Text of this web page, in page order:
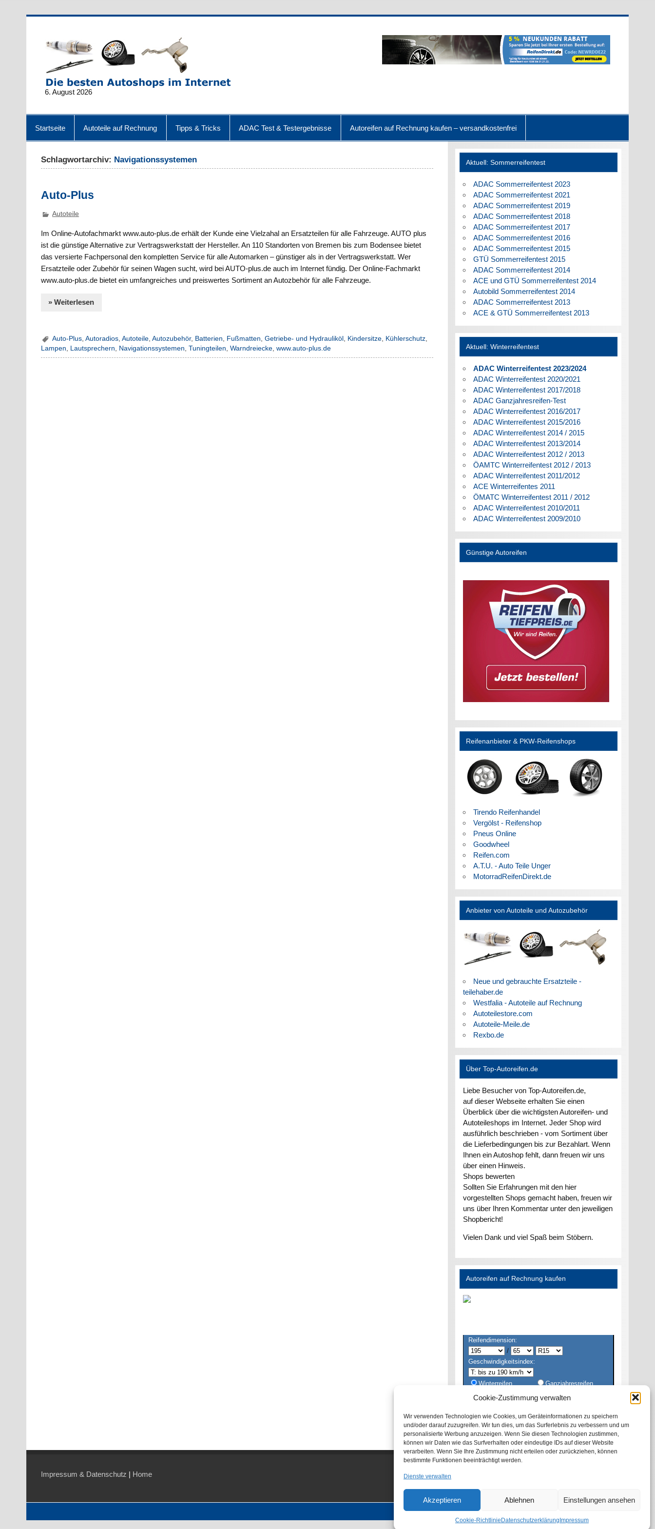
Cookie-Zustimmung verwalten
Wir verwenden Technologien wie Cookies, um Geräteinformationen zu speichern
und/oder darauf zuzugreifen. Wir tun dies, um das Surferlebnis zu verbessern und um
personalisierte Werbung anzuzeigen. Wenn Sie diesen Technologien zustimmen,
können wir Daten wie das Surfverhalten oder eindeutige IDs auf dieser Website
verarbeiten. Wenn Sie Ihre Zustimmung nicht erteilen oder zurückziehen, können
bestimmte Funktionen beeinträchtigt werden.
Dienste verwalten
Akzeptieren Ablehnen Einstellungen ansehen
Cookie-Richtlinie Datenschutzerklärung Impressum
6. August 2026
Startseite Autoteile auf Rechnung Tipps & Tricks ADAC Test & Testergebnisse Autoreifen auf Rechnung kaufen – versandkostenfrei
Schlagwortarchiv: Navigationssystemen
Auto-Plus
Autoteile
Im Online-Autofachmarkt www.auto-plus.de erhält der Kunde eine Vielzahal an Ersatzteilen für alle Fahrzeuge. AUTO plus
ist die günstige Alternative zur Vertragswerkstatt der Hersteller. An 110 Standorten von Bremen bis zum Bodensee bietet
das versierte Fachpersonal den kompletten Service für alle Automarken – günstiger als in der Vertragswerkstatt. Wer
Ersatzteile oder Zubehör für seinen Wagen sucht, wird bei AUTO-plus.de auch im Internet fündig. Der Online-Fachmarkt
www.auto-plus.de bietet ein umfangreiches und preiswertes Sortiment an Autozbehör für alle Fahrzeuge.
» Weiterlesen
Auto-Plus ,Autoradios ,Autoteile ,Autozubehör, Batterien Fußmatten ,Getriebe- und Hydrauliköl Kindersitze Kühlerschutz
Lampen, Lautsprechern, Navigationssystemen,Tuningteilen,Warndreiecke,www.auto-plus.de
Aktuell: Sommerreifentest
ADAC Sommerreifentest 2023
ADAC Sommerreifentest 2021
ADAC Sommerreifentest 2019
ADAC Sommerreifentest 2018
ADAC Sommerreifentest 2017
ADAC Sommerreifentest 2016
ADAC Sommerreifentest 2015
GTÜ Sommerreifentest 2015
ADAC Sommerreifentest 2014
ACE und GTÜ Sommerreifentest 2014
Autobild Sommerreifentest 2014
ADAC Sommerreifentest 2013
ACE & GTÜ Sommerreifentest 2013
Aktuell: Winterreifentest
ADAC Winterreifentest 2023/2024
ADAC Winterreifentest 2020/2021
ADAC Winterreifentest 2017/2018
ADAC Ganzjahresreifen-Test
ADAC Winterreifentest 2016/2017
ADAC Winterreifentest 2015/2016
ADAC Winterreifentest 2014 / 2015
ADAC Winterreifentest 2013/2014
ADAC Winterreifentest 2012 / 2013
ÖAMTC Winterreifentest 2012 / 2013
ADAC Winterreifentest 2011/2012
ACE Winterreifentes 2011
ÖMATC Winterreifentest 2011 / 2012
ADAC Winterreifentest 2010/2011
ADAC Winterreifentest 2009/2010
Günstige Autoreifen
Reifenanbieter & PKW-Reifenshops
Tirendo Reifenhandel
Vergölst - Reifenshop
Pneus Online
Goodwheel
Reifen.com
A.T.U. - Auto Teile Unger
MotorradReifenDirekt.de
Anbieter von Autoteile und Autozubehör
Neue und gebrauchte Ersatzteile -
teilehaber.de
Westfalia - Autoteile auf Rechnung
Autoteilestore.com
Autoteile-Meile.de
Rexbo.de
Über Top-Autoreifen.de
Liebe Besucher von Top-Autoreifen.de,
auf dieser Webseite erhalten Sie einen
Überblick über die wichtigsten Autoreifen- und
Autoteileshops im Internet. Jeder Shop wird
ausführlich beschrieben - vom Sortiment über
die Lieferbedingungen bis zur Bezahlart. Wenn
Ihnen ein Autoshop fehlt, dann freuen wir uns
über einen Hinweis.
Shops bewerten
Sollten Sie Erfahrungen mit den hier
vorgestellten Shops gemacht haben, freuen wir
uns über Ihren Kommentar unter den jeweiligen
Shopbericht!
Vielen Dank und viel Spaß beim Stöbern.
Autoreifen auf Rechnung kaufen
Reifendimension:
/
Geschwindigkeitsindex:
Winterreifen
Ganzjahresreifen
Sommerreifen
Alle
Impressum & Datenschutz | Home